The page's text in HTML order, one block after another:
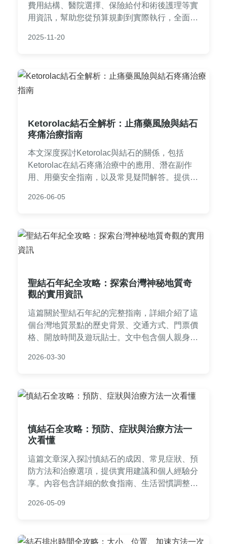
費用結構、醫院選擇、保險給付和術後護理等實
用資訊，幫助您從預算規劃到實際執行，全面掌
2025-11-20
Ketorolac結石全解析：止痛藥風險與結石
疼痛治療指南
本文深度探討Ketorolac與結石的關係，包括
Ketorolac在結石疼痛治療中的應用、潛在副作
用、用藥安全指南，以及常見疑問解答。提供實
用藥風險。
2026-06-05
聖結石年紀全攻略：探索台灣神秘地質奇
觀的實用資訊
這篇關於聖結石年紀的完整指南，詳細介紹了這
個台灣地質景點的歷史背景、交通方式、門票價
格、開放時間及遊玩貼士。文中包含個人親身經
程。無論是第一次造訪還是深度探索，都能找到
2026-03-30
慎結石全攻略：預防、症狀與治療方法一
次看懂
這篇文章深入探討慎結石的成因、常見症狀、預
防方法和治療選項，提供實用建議和個人經驗分
享。內容包含詳細的飲食指南、生活習慣調整，
康困擾。適合所有關心結石預防的讀者閱讀。
2026-05-09